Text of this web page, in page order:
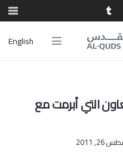
English
التي أبرمت مع
2011